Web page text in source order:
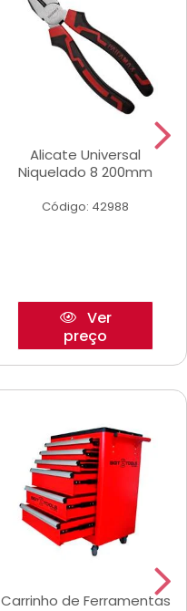
Alicate Universal
Niquelado 8 200mm
Código: 42988
Ver
preço
Carrinho de Ferramentas